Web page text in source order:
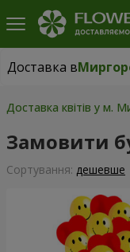
Доставка в
Доставка в
Доставка квітів у м.
Замовити
Сортування: дешевше